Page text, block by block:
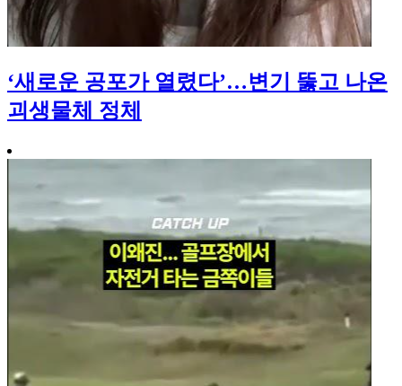
‘새로운 공포가 열렸다’…변기 뚫고 나온
괴생물체 정체